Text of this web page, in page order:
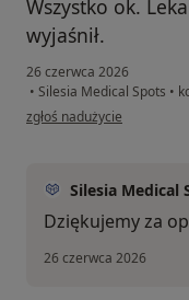
Wszystko ok.
wyjaśnił.
26 czerwca 2026
• Silesia Medical Spots •
w opinii użytkownika Mariola
zgłoś nadużycie
Silesia Medical
Dziękujemy za
26 czerwca 2026